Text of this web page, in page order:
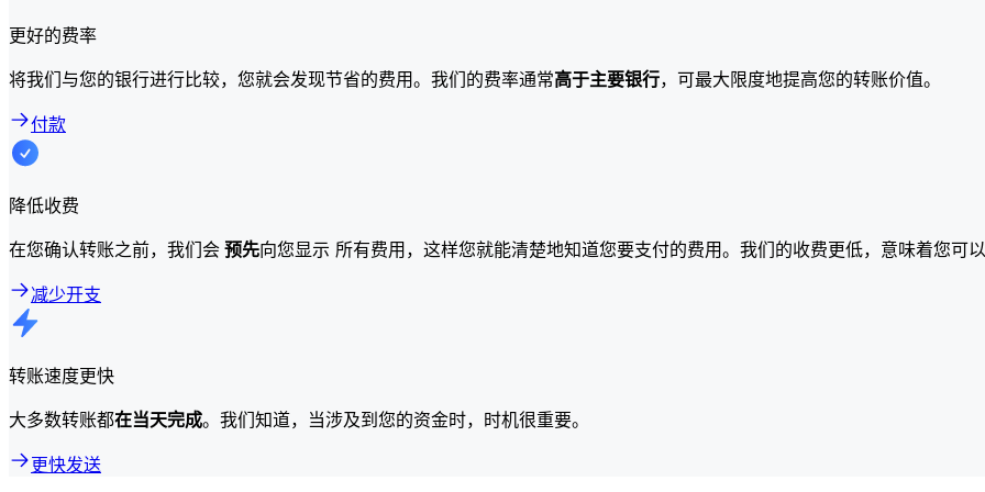
更好的费率
将我们与您的银行进行比较，您就会发现节省的费用。我们的费率通常高于主要银行，可最大限度地提高您的转账价值。
付款
降低收费
在您确认转账之前，我们会 预先向您显示 所有费用，这样您就能清楚地知道您要支付的费用。我们的收费更低，意味着您可以
减少开支
转账速度更快
大多数转账都在当天完成。我们知道，当涉及到您的资金时，时机很重要。
更快发送